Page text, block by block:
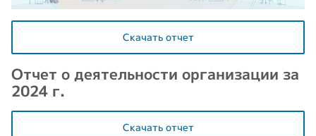
Скачать отчет
Отчет о деятельности организации за
2024 г.
Скачать отчет